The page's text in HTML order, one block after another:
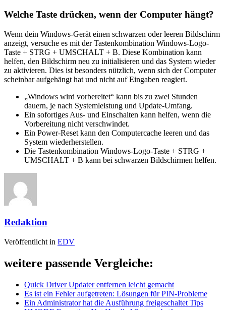
Welche Taste drücken, wenn der Computer hängt?
Wenn dein Windows-Gerät einen schwarzen oder leeren Bildschirm
anzeigt, versuche es mit der Tastenkombination Windows-Logo-
Taste + STRG + UMSCHALT + B. Diese Kombination kann
helfen, den Bildschirm neu zu initialisieren und das System wieder
zu aktivieren. Dies ist besonders nützlich, wenn sich der Computer
scheinbar aufgehängt hat und nicht auf Eingaben reagiert.
„Windows wird vorbereitet“ kann bis zu zwei Stunden
dauern, je nach Systemleistung und Update-Umfang.
Ein sofortiges Aus- und Einschalten kann helfen, wenn die
Vorbereitung nicht verschwindet.
Ein Power-Reset kann den Computercache leeren und das
System wiederherstellen.
Die Tastenkombination Windows-Logo-Taste + STRG +
UMSCHALT + B kann bei schwarzen Bildschirmen helfen.
Redaktion
Veröffentlicht in EDV
weitere passende Vergleiche:
Quick Driver Updater entfernen leicht gemacht
Es ist ein Fehler aufgetreten: Lösungen für PIN-Probleme
Ein Administrator hat die Ausführung freigeschaltet Tips